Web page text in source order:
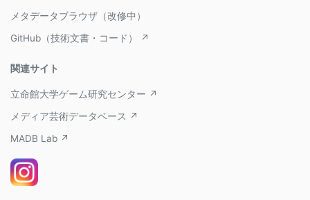
メタデータブラウザ（改修中）
GitHub（技術文書・コード） ↗
関連サイト
立命館大学ゲーム研究センター ↗
メディア芸術データベース ↗
MADB Lab ↗